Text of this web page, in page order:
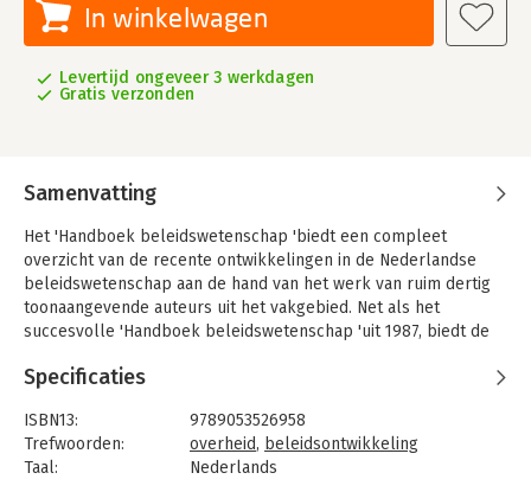
In winkelwagen
Levertijd ongeveer 3 werkdagen
Gratis verzonden
Samenvatting
Het 'Handboek beleidswetenschap 'biedt een compleet
overzicht van de recente ontwikkelingen in de Nederlandse
beleidswetenschap aan de hand van het werk van ruim dertig
toonaangevende auteurs uit het vakgebied. Net als het
succesvolle 'Handboek beleidswetenschap 'uit 1987, biedt de
de belangrijkste artikelen op het terrein van de Nederlandse
Het doel van het 'Handboek beleidswetenschap 'is de kennis
en kunde van studenten en beleidsmakers te vergroten over
Specificaties
ISBN13:
9789053526958
Trefwoorden:
overheid, beleidsontwikkeling
Taal:
Nederlands